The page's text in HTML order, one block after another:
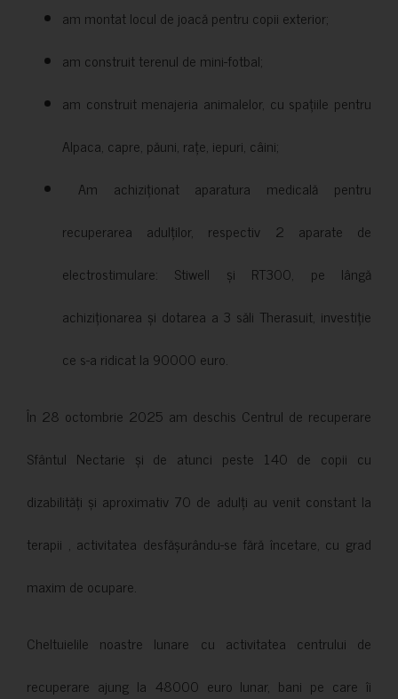
am montat locul de joacă pentru copii exterior;
am construit terenul de mini-fotbal;
am construit menajeria animalelor, cu spațiile pentru
Alpaca, capre, păuni, rațe, iepuri, câini;
Am achiziționat aparatura medicală pentru
recuperarea adulților, respectiv 2 aparate de
electrostimulare: Stiwell și RT300, pe lângă
achiziționarea și dotarea a 3 săli Therasuit, investiție
ce s-a ridicat la 90000 euro.
În 28 octombrie 2025 am deschis Centrul de recuperare
Sfântul Nectarie și de atunci peste 140 de copii cu
dizabilități și aproximativ 70 de adulți au venit constant la
terapii , activitatea desfășurându-se fără încetare, cu grad
maxim de ocupare.
Cheltuielile noastre lunare cu activitatea centrului de
recuperare ajung la 48000 euro lunar, bani pe care îi